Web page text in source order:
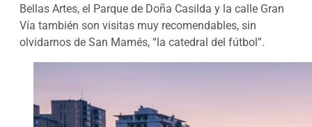
Bellas Artes, el Parque de Doña Casilda y la calle Gran
Vía también son visitas muy recomendables, sin
olvidarnos de San Mamés, “la catedral del fútbol”.